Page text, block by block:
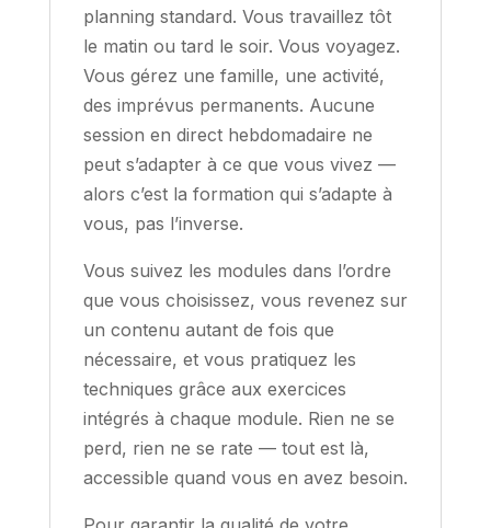
planning standard. Vous travaillez tôt
le matin ou tard le soir. Vous voyagez.
Vous gérez une famille, une activité,
des imprévus permanents. Aucune
session en direct hebdomadaire ne
peut s’adapter à ce que vous vivez —
alors c’est la formation qui s’adapte à
vous, pas l’inverse.
Vous suivez les modules dans l’ordre
que vous choisissez, vous revenez sur
un contenu autant de fois que
nécessaire, et vous pratiquez les
techniques grâce aux exercices
intégrés à chaque module. Rien ne se
perd, rien ne se rate — tout est là,
accessible quand vous en avez besoin.